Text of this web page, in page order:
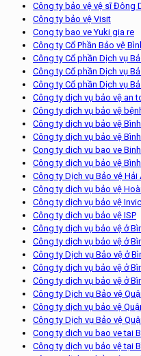
Công ty bảo vệ vệ sĩ Đông
Công ty bảo vệ Visit
Cong ty bao ve Yuki gia re
Công ty Cổ Phần Bảo vệ
Công ty Cổ phần Dịch vụ
Công ty Cổ phần Dịch vụ
Công ty Cổ phần Dịch vụ
Công ty dịch vụ bảo vệ an
Công ty dịch vụ bảo vệ
Công ty dịch vụ bảo vệ
Công ty dịch vụ bảo vệ
Cong ty dich vu bao ve
Công ty dịch vụ bảo vệ
Công ty Dịch vụ Bảo vệ Hải
Công ty dịch vụ bảo vệ
Công ty dịch vụ bảo vệ
Công ty dịch vụ bảo vệ ISP
Công ty dịch vụ bảo vệ ở
Công ty dịch vụ bảo vệ ở
Công ty Dịch vụ Bảo vệ ở
Công ty dịch vụ bảo vệ ở
Công ty dịch vụ bảo vệ ở
Công ty Dịch vụ Bảo vệ
Công ty dịch vụ bảo vệ
Công ty Dịch vụ Bảo vệ
Cong ty dich vu bao ve tai
Công ty dịch vụ bảo vệ tại